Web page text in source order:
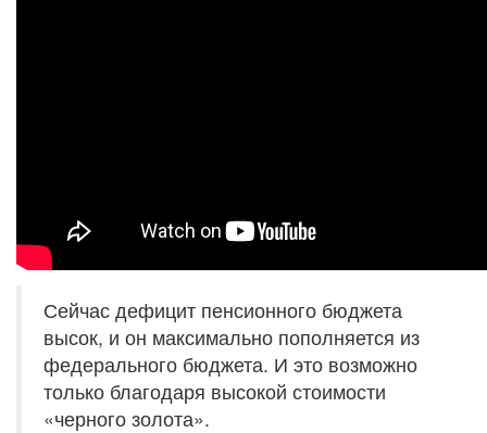
Сейчас дефицит пенсионного бюджета
высок, и он максимально пополняется из
федерального бюджета. И это возможно
только благодаря высокой стоимости
«черного золота».